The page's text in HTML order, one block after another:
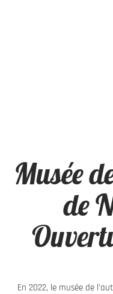
Musée
de
En 2022, le musée de